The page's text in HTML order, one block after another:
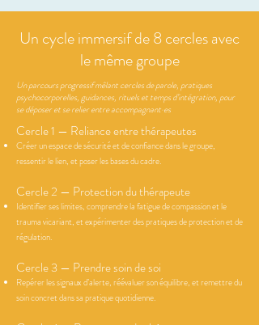
Un cycle immersif de 8 cercles avec
le même groupe
Un parcours progressif mêlant cercles de parole, pratiques
psychocorporelles, guidances, rituels et temps d’intégration, pour
se déposer et se relier entre accompagnant·es
Cercle 1 — Reliance entre thérapeutes
Créer un espace de sécurité et de confiance dans le groupe,
ressentir le lien, et poser les bases du cadre.
Cercle 2 — Protection du thérapeute
Identifier ses limites, comprendre la fatigue de compassion et le
trauma vicariant, et expérimenter des pratiques de protection et de
régulation.
Cercle 3 — Prendre soin de soi
Repérer les signaux d’alerte, réévaluer son équilibre, et remettre du
soin concret dans sa pratique quotidienne.